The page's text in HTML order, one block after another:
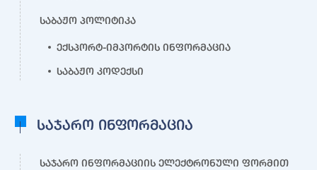
საბაჟო პოლიტიკა
ექსპორტ-იმპორტის ინფორმაცია
საბაჟო კოდექსი
საჯარო ინფორმაცია
საჯარო ინფორმაციის ელექტრონული ფორმით